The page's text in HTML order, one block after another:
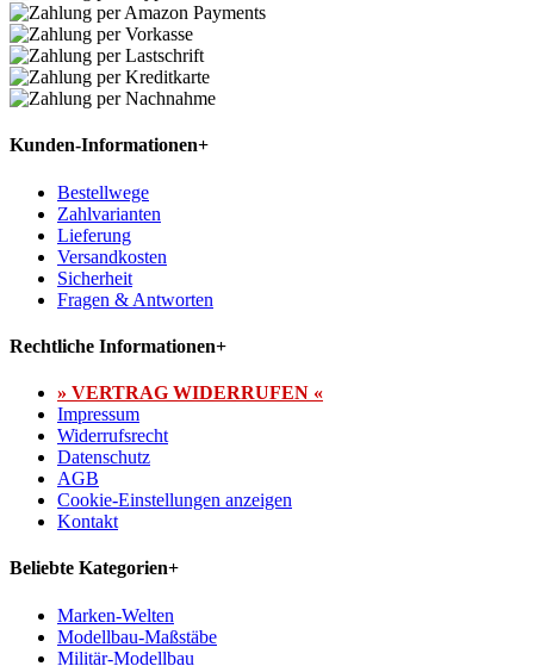
Kunden-Informationen+
Bestellwege
Zahlvarianten
Lieferung
Versandkosten
Sicherheit
Fragen & Antworten
Rechtliche Informationen+
» VERTRAG WIDERRUFEN «
Impressum
Widerrufsrecht
Datenschutz
AGB
Cookie-Einstellungen anzeigen
Kontakt
Beliebte Kategorien+
Marken-Welten
Modellbau-Maßstäbe
Militär-Modellbau